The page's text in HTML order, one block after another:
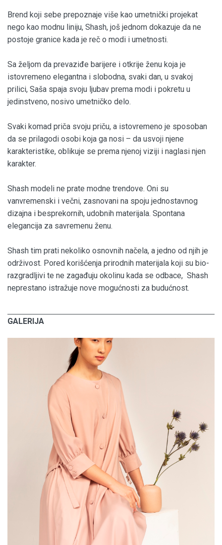
Brend koji sebe prepoznaje više kao umetnički projekat
nego kao modnu liniju, Shash, još jednom dokazuje da ne
postoje granice kada je reč o modi i umetnosti.
Sa željom da prevaziđe barijere i otkrije ženu koja je
istovremeno elegantna i slobodna, svaki dan, u svakoj
prilici, Saša spaja svoju ljubav prema modi i pokretu u
jedinstveno, nosivo umetničko delo.
Svaki komad priča svoju priču, a istovremeno je sposoban
da se prilagodi osobi koja ga nosi – da usvoji njene
karakteristike, oblikuje se prema njenoj viziji i naglasi njen
karakter.
Shash modeli ne prate modne trendove. Oni su
vanvremenski i večni, zasnovani na spoju jednostavnog
dizajna i besprekornih, udobnih materijala. Spontana
elegancija za savremenu ženu.
Shash tim prati nekoliko osnovnih načela, a jedno od njih je
održivost. Pored korišćenja prirodnih materijala koji su bio-
razgradljivi te ne zagađuju okolinu kada se odbace, Shash
neprestano istražuje nove mogućnosti za budućnost.
GALERIJA